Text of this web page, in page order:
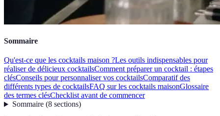
Sommaire
Qu'est-ce que les cocktails maison ?Les outils indispensables pour
réaliser de délicieux cocktailsComment préparer un cocktail : étapes
clésConseils pour personnaliser vos cocktailsComparatif des
différents types de cocktailsFAQ sur les cocktails maisonGlossaire
des termes clésChecklist avant de commencer
Sommaire(8 sections)